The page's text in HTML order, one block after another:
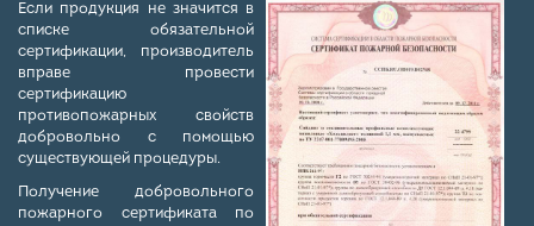
Если продукция не значится в
списке обязательной
сертификации, производитель
вправе провести
сертификацию
противопожарных свойств
добровольно с помощью
существующей процедуры.
Получение добровольного
пожарного сертификата по